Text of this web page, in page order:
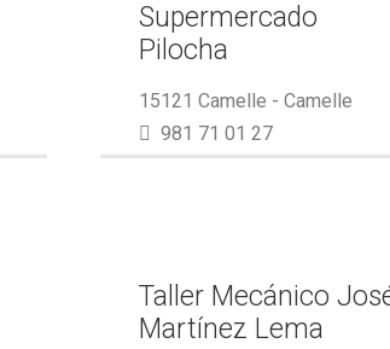
Supermercado
Pilocha
15121 Camelle - Camelle
981 71 01 27
Taller Mecánico
Martínez Lema